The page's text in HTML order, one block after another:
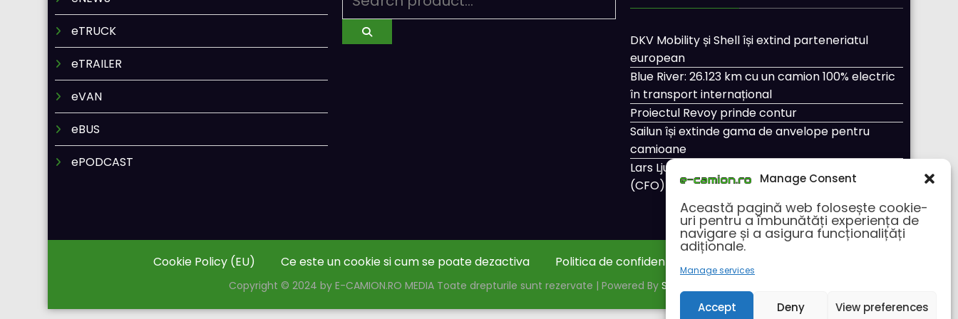
Manage Consent
Această pagină web folosește cookie-
uri pentru a îmbunătăți experiența de
navigare și a asigura funcționalițăți
adiționale.
Manage services
Accept Deny View preferences
eTRUCK
eTRAILER
eVAN
eBUS
ePODCAST
DKV Mobility și Shell își extind parteneriatul
european
Blue River: 26.123 km cu un camion 100% electric
în transport internațional
Proiectul Revoy prinde contur
Sailun își extinde gama de anvelope pentru
camioane
Lars Ljungström a fost numit director general
(CFO) pentru cellcentric
Cookie Policy (EU) Ce este un cookie si cum se poate dezactiva Politica de confidentialitate
Copyright © 2024 by E-CAMION.RO MEDIA Toate drepturile sunt rezervate | Powered By SpiceThemes